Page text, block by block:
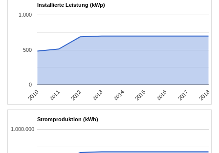
Installierte Leistung (kWp)
2010 2011 2012 2013 2014 2015 2016 2017 2018
0
500
1.000
Stromproduktion (kWh)
1.000.000